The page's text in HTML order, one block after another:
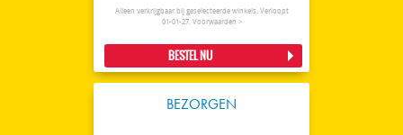
Alleen verkrijgbaar bij geselecteerde winkels. Verloopt
01-01-27. Voorwaarden >
BESTEL NU
BEZORGEN